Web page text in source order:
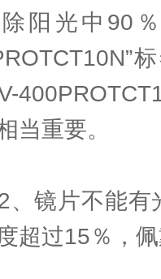
阳光中90
当重要。
片不能有光
超过15％，